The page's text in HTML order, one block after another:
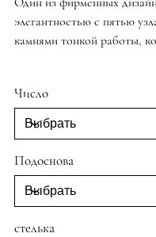
элегантностью с пятью
камнями тонкой работы,
Число
Подоснова
стелька